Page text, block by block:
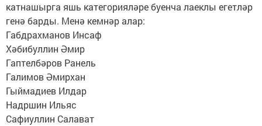
катнашырга яшь категорияләре буенча лаеклы егетләр
генә барды. Менә кемнәр алар:
Габдрахманов Инсаф
Хәбибуллин Әмир
Гаптелбәров Ранель
Галимов Әмирхан
Гыймадиев Илдар
Надршин Ильяс
Сафиуллин Салават